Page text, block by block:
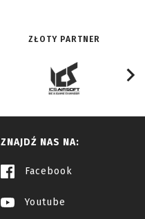
ZŁOTY PARTNER
ZNAJDŹ NAS NA:
Facebook
Youtube